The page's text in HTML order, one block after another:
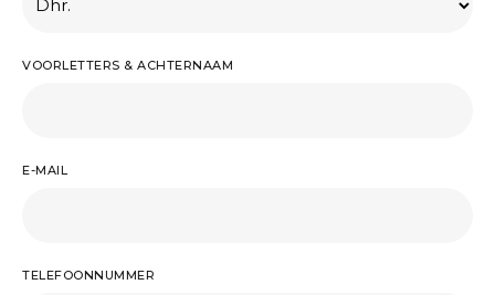
VOORLETTERS & ACHTERNAAM
E-MAIL
TELEFOONNUMMER